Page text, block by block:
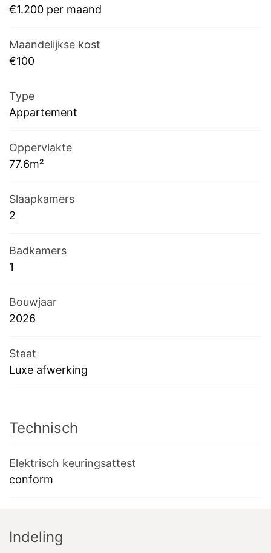
€1.200 per maand
Maandelijkse kost
€100
Type
Appartement
Oppervlakte
77.6m²
Slaapkamers
2
Badkamers
1
Bouwjaar
2026
Staat
Luxe afwerking
Technisch
Elektrisch keuringsattest
conform
Indeling